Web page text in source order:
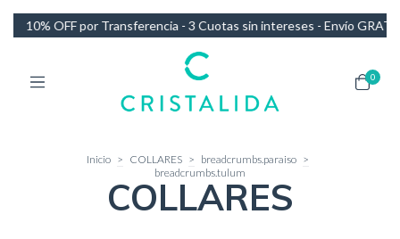
intereses - Envío GRATIS en compras de más de $140.000 10%
0
Inicio > COLLARES > breadcrumbs.paraiso >
breadcrumbs.tulum
COLLARES